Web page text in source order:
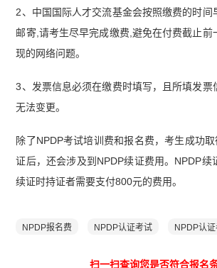
2、中国国际人才交流基金会按照缴费的时间
邮寄,请考生尽早完成缴费,避免在付费截止前
现的网络问题。
3、发票信息必须在缴费时填写，且所填发票
无法变更。
除了NPDP考试培训费和报名费，考生成功
证后，还会涉及到NPDP续证费用。NPDP续
续证时持证者需要支付800元的费用。
NPDP报名费 NPDP认证考试 NPDP认
扫一扫查询您是否符合报名